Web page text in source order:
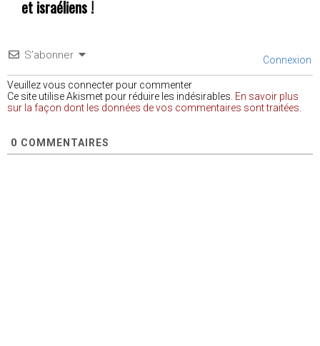
et israéliens !
S’abonner Connexion
Veuillez vous connecter pour commenter
Ce site utilise Akismet pour réduire les indésirables. En savoir plus
sur la façon dont les données de vos commentaires sont traitées
0 COMMENTAIRES